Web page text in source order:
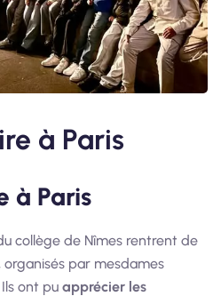
à Paris
à Paris
collège de Nîmes rentrent de
, organisés par mesdames
ont pu apprécier les